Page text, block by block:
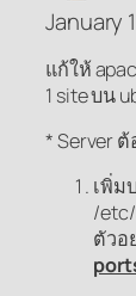
January
แก้ให้
1 site บน
* Server
เพิ่ม
/
ตัวอ